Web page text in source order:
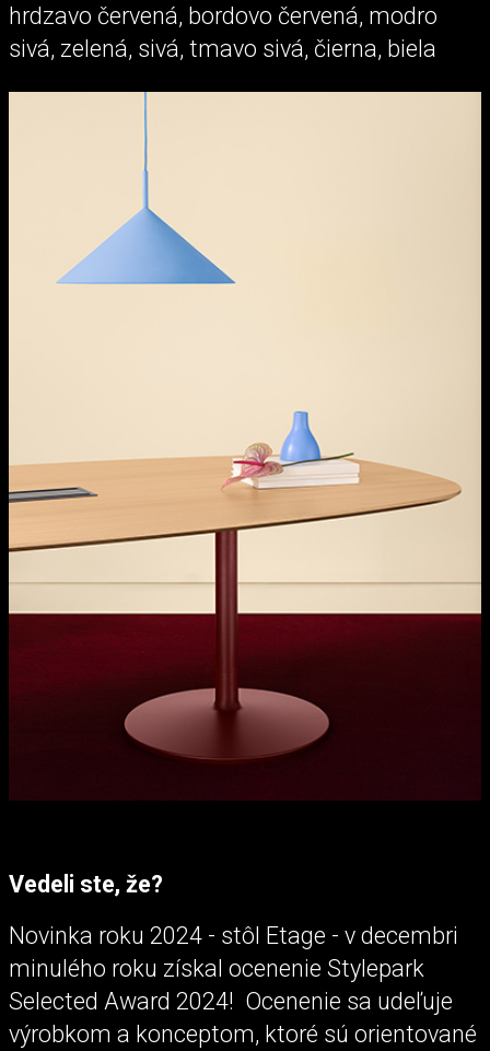
hrdzavo červená, bordovo červená, modro
sivá, zelená, sivá, tmavo sivá, čierna, biela
Vedeli ste, že?
Novinka roku 2024 - stôl Etage - v decembri
minulého roku získal ocenenie Stylepark
Selected Award 2024! Ocenenie sa udeľuje
výrobkom a konceptom, ktoré sú orientované